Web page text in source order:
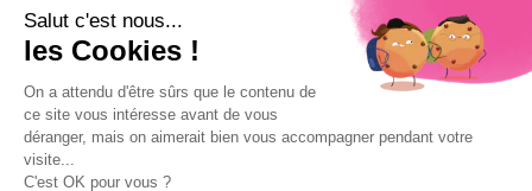
e
b
o
k
t
e
r
r
m
t
u
b
03 83 26 83 83
Pri d'un appel local
Mentions légales
Politique de confidentialité